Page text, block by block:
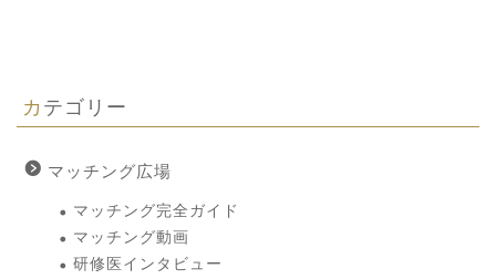
カテゴリー
マッチング広場
マッチング完全ガイド
マッチング動画
研修医インタビュー